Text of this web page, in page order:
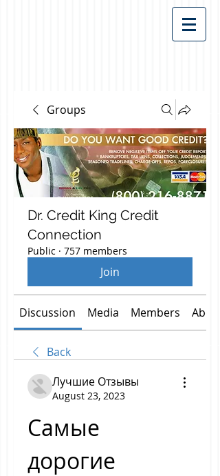
Groups
Dr. Credit King Credit
Connection
Public · 757 members
Join
Discussion Media Members About
Back
Лучшие Отзывы
August 23, 2023
Самые
дорогие